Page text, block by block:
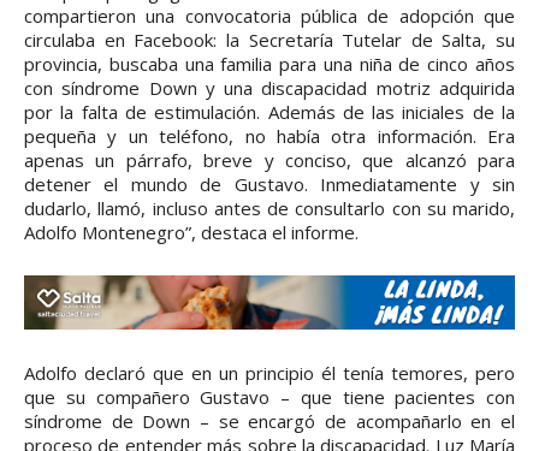
compartieron una convocatoria pública de adopción que
circulaba en Facebook: la Secretaría Tutelar de Salta, su
provincia, buscaba una familia para una niña de cinco años
con síndrome Down y una discapacidad motriz adquirida
por la falta de estimulación. Además de las iniciales de la
pequeña y un teléfono, no había otra información. Era
apenas un párrafo, breve y conciso, que alcanzó para
detener el mundo de Gustavo. Inmediatamente y sin
dudarlo, llamó, incluso antes de consultarlo con su marido,
Adolfo Montenegro”, destaca el informe.
Adolfo declaró que en un principio él tenía temores, pero
que su compañero Gustavo – que tiene pacientes con
síndrome de Down – se encargó de acompañarlo en el
proceso de entender más sobre la discapacidad. Luz María